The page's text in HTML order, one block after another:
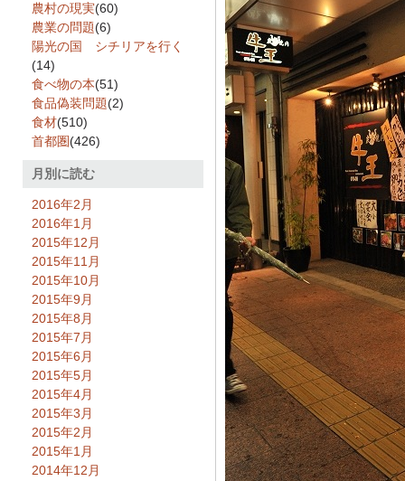
農村の現実(60)
農業の問題(6)
陽光の国 シチリアを行く
(14)
食べ物の本(51)
食品偽装問題(2)
食材(510)
首都圏(426)
月別に読む
2016年2月
2016年1月
2015年12月
2015年11月
2015年10月
2015年9月
2015年8月
2015年7月
2015年6月
2015年5月
2015年4月
2015年3月
2015年2月
2015年1月
2014年12月